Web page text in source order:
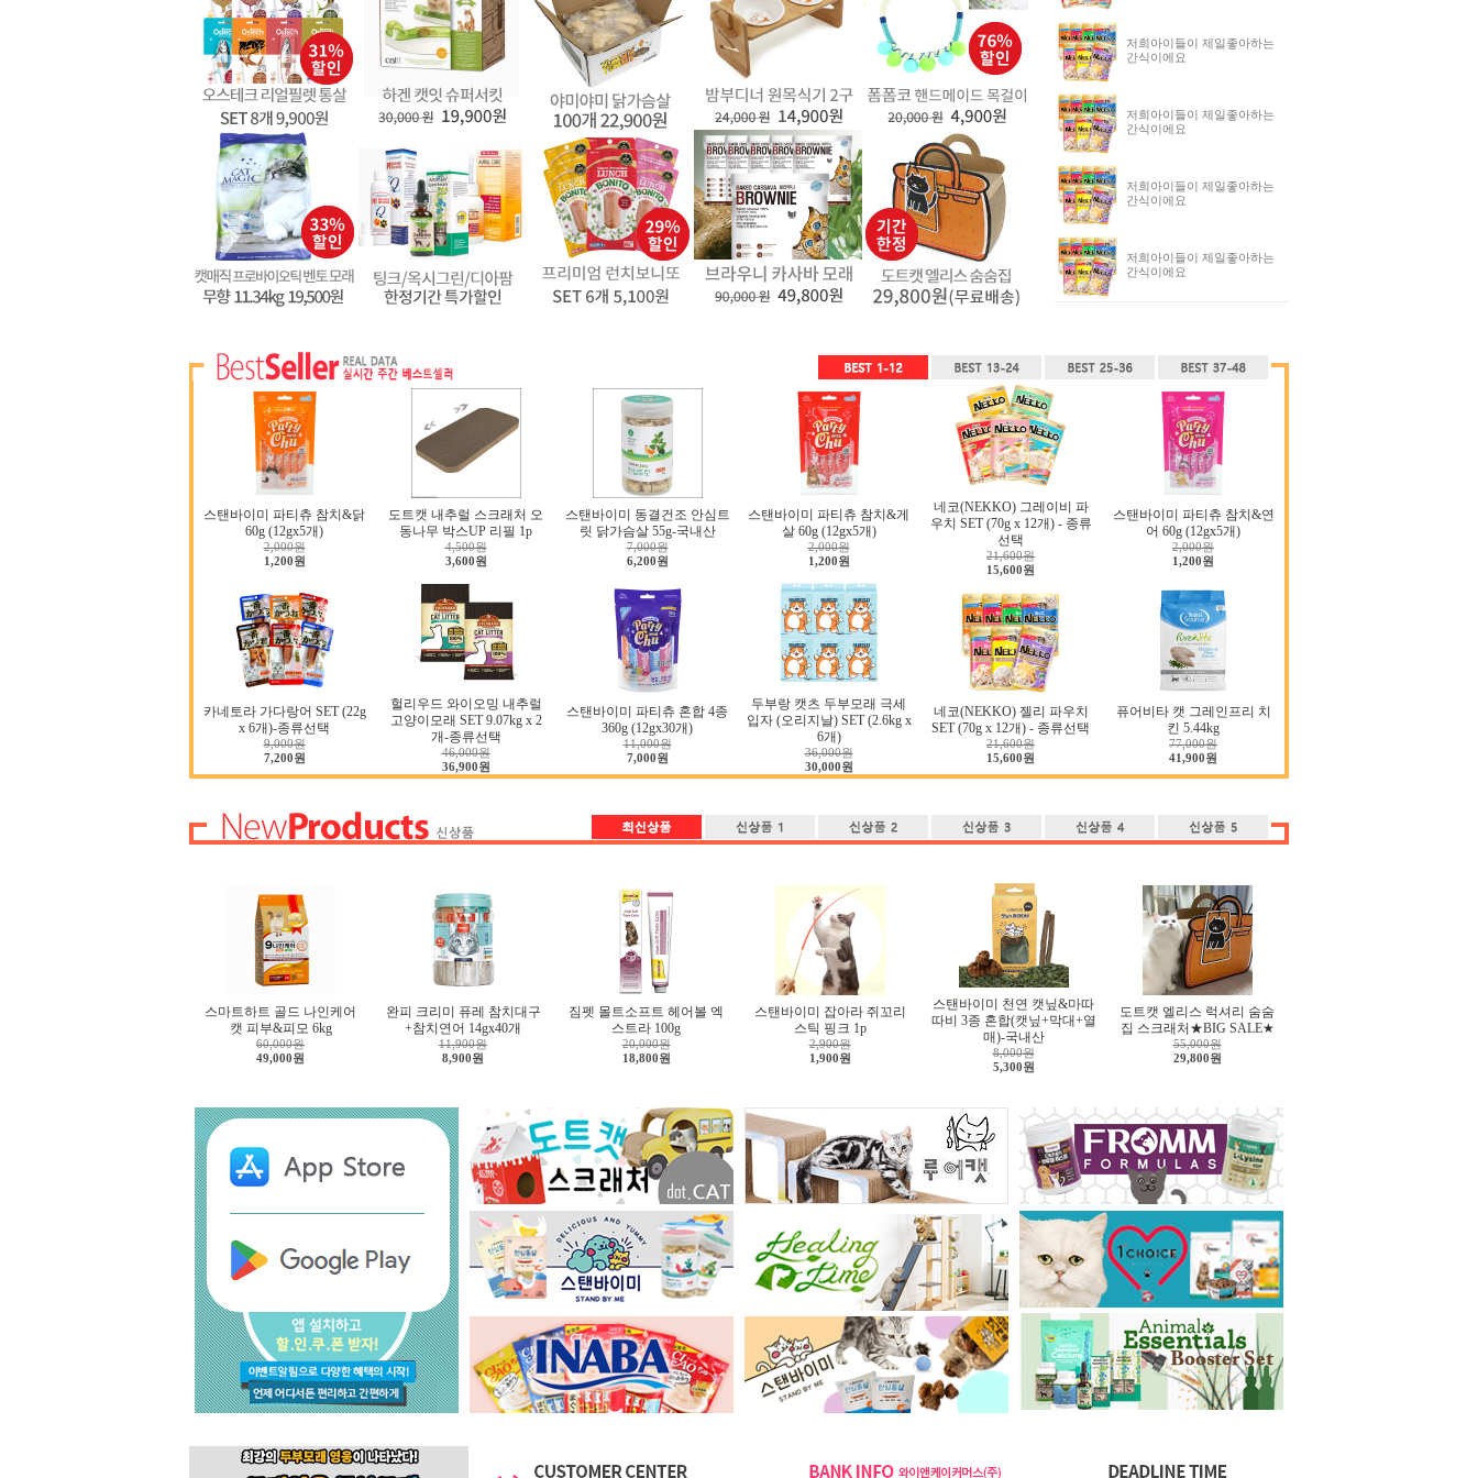
저희아이들이 제일좋아하는
간식이에요
저희아이들이 제일좋아하는
간식이에요
저희아이들이 제일좋아하는
간식이에요
저희아이들이 제일좋아하는
간식이에요
스탠바이미 파티츄 참치&닭
60g (12gx5개)
2,000원
1,200원
도트캣 내추럴 스크래처 오
동나무 박스UP 리필 1p
4,500원
3,600원
스탠바이미 동결건조 안심트
릿 닭가슴살 55g-국내산
7,000원
6,200원
스탠바이미 파티츄 참치&게
살 60g (12gx5개)
2,000원
1,200원
네코(NEKKO) 그레이비 파
우치 SET (70g x 12개) - 종류
선택
21,600원
15,600원
스탠바이미 파티츄 참치&연
어 60g (12gx5개)
2,000원
1,200원
카네토라 가다랑어 SET (22g
x 6개)-종류선택
9,000원
7,200원
헐리우드 와이오밍 내추럴
고양이모래 SET 9.07kg x 2
개-종류선택
46,000원
36,900원
스탠바이미 파티츄 혼합 4종
360g (12gx30개)
11,000원
7,000원
두부랑 캣츠 두부모래 극세
입자 (오리지날) SET (2.6kg x
6개)
36,000원
30,000원
네코(NEKKO) 젤리 파우치
SET (70g x 12개) - 종류선택
21,600원
15,600원
퓨어비타 캣 그레인프리 치
킨 5.44kg
77,000원
41,900원
스마트하트 골드 나인케어
캣 피부&피모 6kg
60,000원
49,000원
완피 크리미 퓨레 참치대구
+참치연어 14gx40개
11,900원
8,900원
짐펫 몰트소프트 헤어볼 엑
스트라 100g
20,000원
18,800원
스탠바이미 잡아라 쥐꼬리
스틱 핑크 1p
2,900원
1,900원
스탠바이미 천연 캣닢&마따
따비 3종 혼합(캣닢+막대+열
매)-국내산
8,000원
5,300원
도트캣 엘리스 럭셔리 숨숨
집 스크래처★BIG SALE★
55,000원
29,800원